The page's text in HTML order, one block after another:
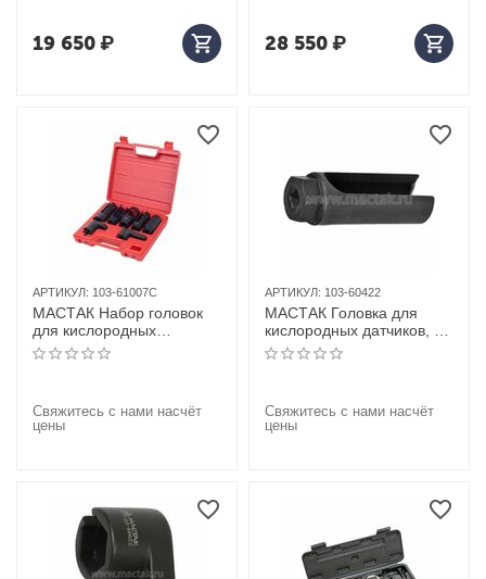
19 650₽ 28 550₽
АРТИКУЛ: 103-61007C
МАСТАК Набор головок
для кислородных
датчиков, кейс, 7
предметов
Свяжитесь с нами насчёт
цены
АРТИКУЛ: 103-60422
МАСТАК Головка для
кислородных датчиков, 22
мм, разрезная, глубокая
Свяжитесь с нами насчёт
цены